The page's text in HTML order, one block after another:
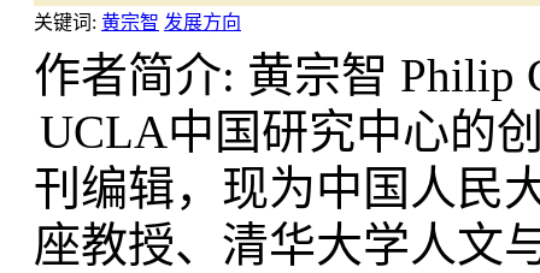
关键词: 黄宗智 发展方向
作者简介: 黄宗智 Philip
UCLA中国研究中心的
刊编辑，现为中国人民
座教授、清华大学人文